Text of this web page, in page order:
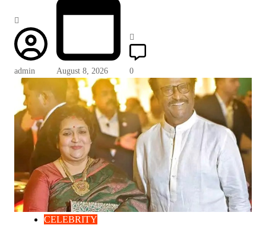
admin August 8, 2026 0
CELEBRITY